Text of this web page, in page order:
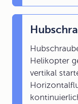
Helikopter
vertikal